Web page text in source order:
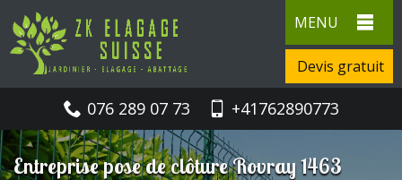
MENU
Devis gratuit
076 289 07 73 +41762890773
Entreprise pose de clôture Rovray 1463